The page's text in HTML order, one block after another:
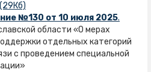
№130 от 10 июля 2025.
области «О мерах
отдельных категорий
с проведением специальной